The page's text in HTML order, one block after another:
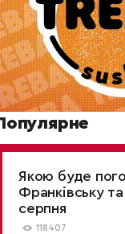
Якою буде
Франківську
серпня
118407